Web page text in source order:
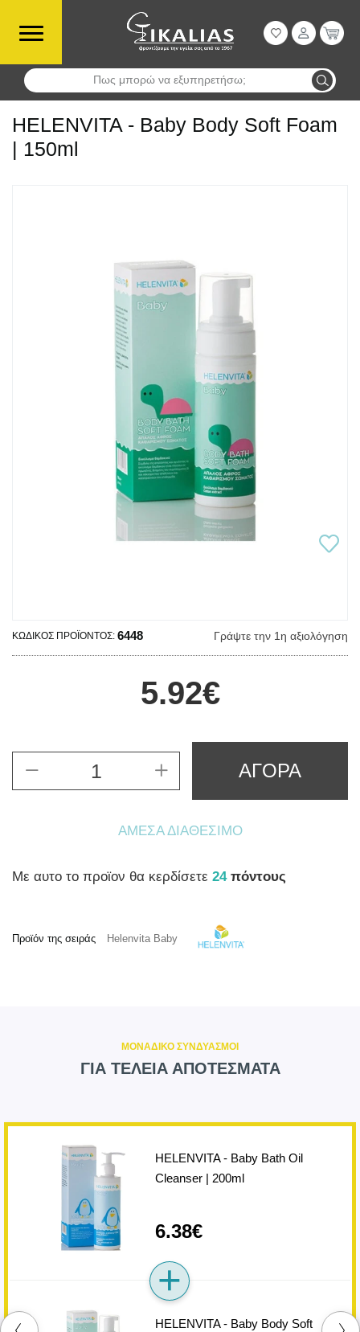
Πως μπορώ να εξυπηρετήσω;
Αναζήτηση
HELENVITA - Baby Body Soft Foam
| 150ml
ΚΩΔΙΚΌΣ ΠΡΟΪΌΝΤΟΣ: 6448 Γράψτε την 1η αξιολόγηση
5.92€
ΑΓΟΡΑ
ΆΜΕΣΑ ΔΙΑΘΈΣΙΜΟ
Mε αυτο το προϊον θα κερδίσετε 24 πόντους
Προϊόν της σειράς Helenvita Baby
ΜΟΝΑΔΙΚΟ ΣΥΝΔΥΑΣΜΟΙ
ΓΙΑ ΤΕΛΕΙΑ ΑΠΟΤΕΣΜΑΤΑ
HELENVITA - Baby Bath Oil
Cleanser | 200ml
6.38€
HELENVITA - Baby Body Soft